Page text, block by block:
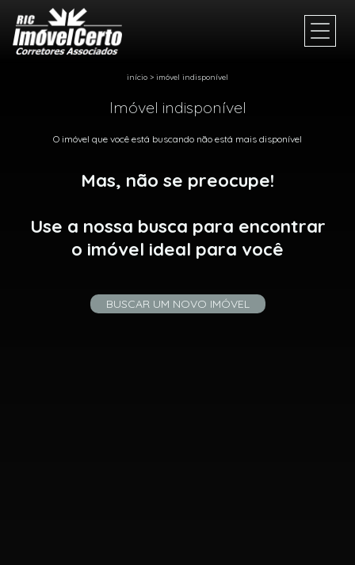
início > imóvel indisponível
Imóvel indisponível
O imóvel que você está buscando não está mais disponível
Mas, não se preocupe!
Use a nossa busca para encontrar
o imóvel ideal para você
BUSCAR UM NOVO IMÓVEL